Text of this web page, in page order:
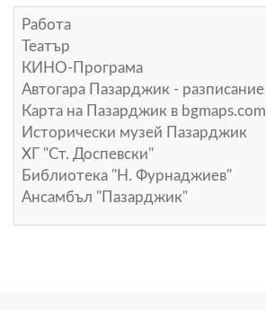
Работа
Театър
КИНО-Програма
Автогара Пазарджик - разписание
Карта на Пазарджик в bgmaps.com
Исторически музей Пазарджик
ХГ "Ст. Доспевски"
Библиотека "Н. Фурнаджиев"
Ансамбъл "Пазарджик"